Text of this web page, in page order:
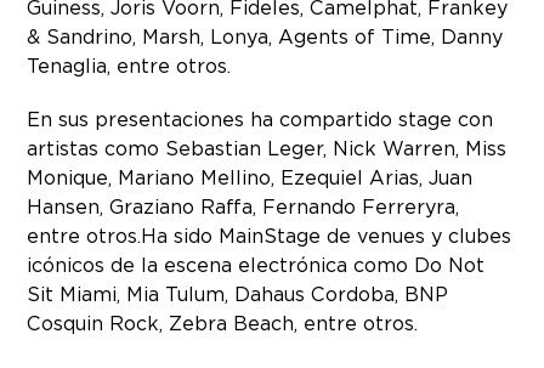
Guiness, Joris Voorn, Fideles, Camelphat, Frankey
& Sandrino, Marsh, Lonya, Agents of Time, Danny
Tenaglia, entre otros.
En sus presentaciones ha compartido stage con
artistas como Sebastian Leger, Nick Warren, Miss
Monique, Mariano Mellino, Ezequiel Arias, Juan
Hansen, Graziano Raffa, Fernando Ferreryra,
entre otros. Ha sido MainStage de venues y clubes
icónicos de la escena electrónica como Do Not
Sit Miami, Mia Tulum, Dahaus Cordoba, BNP
Cosquin Rock, Zebra Beach, entre otros.